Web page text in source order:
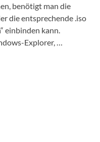
benötigt man die
die entsprechende .iso
einbinden kann.
Explorer, …